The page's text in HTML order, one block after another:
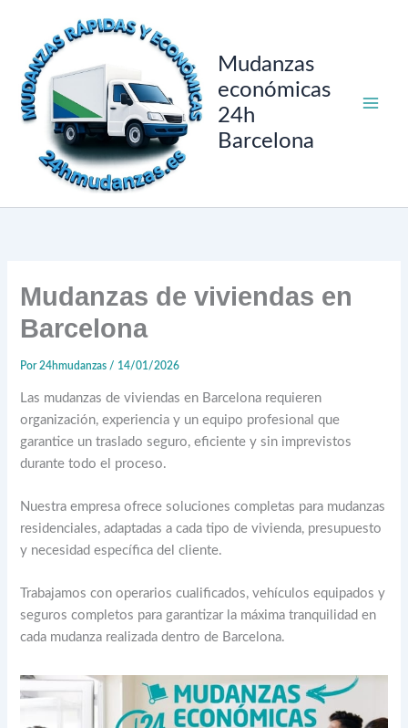
contenido
Mudanzas
económicas
24h
Barcelona
Mudanzas de viviendas en
Barcelona
Por24hmudanzas / 14/01/2026
Las mudanzas de viviendas en Barcelona requieren
organización, experiencia y un equipo profesional que
garantice un traslado seguro, eficiente y sin imprevistos
durante todo el proceso.
Nuestra empresa ofrece soluciones completas para mudanzas
residenciales, adaptadas a cada tipo de vivienda, presupuesto
y necesidad específica del cliente.
Trabajamos con operarios cualificados, vehículos equipados y
seguros completos para garantizar la máxima tranquilidad en
cada mudanza realizada dentro de Barcelona.